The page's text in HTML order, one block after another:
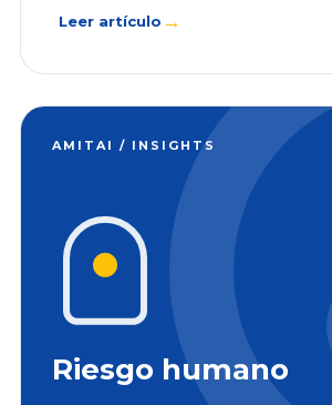
Leer artículo →
AMITAI / INSIGHTS
Riesgo humano